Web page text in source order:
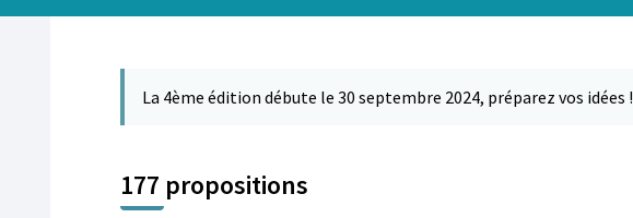
La 4ème édition débute le 30 septembre 2024, préparez vos idées !
177 propositions